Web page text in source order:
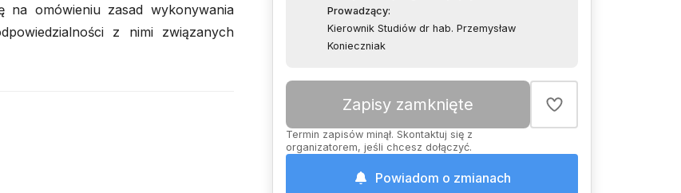
Prowadzący:
Kierownik Studiów dr hab. Przemysław
Konieczniak
Zapisy zamknięte
Termin zapisów minął. Skontaktuj się z
organizatorem, jeśli chcesz dołączyć.
Powiadom o zmianach
na omówieniu zasad wykonywania
z nimi związanych